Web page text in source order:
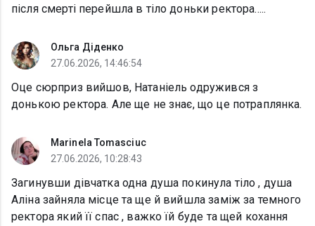
після смерті перейшла в тіло доньки ректора.....
Ольга Діденко
27.06.2026, 14:46:54
Оце сюрприз вийшов, Натаніель одружився з
донькою ректора. Але ще не знає, що це потраплянка.
Marinela Tomasciuc
27.06.2026, 10:28:43
Загинувши дівчатка одна душа покинула тіло , душа
Аліна зайняла місце та ще й вийшла заміж за темного
ректора який її спас , важко їй буде та щей кохання